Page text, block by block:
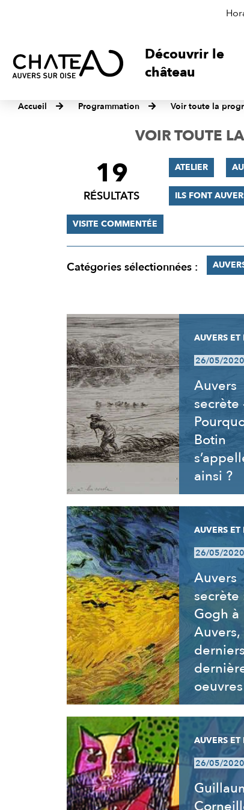
Découvrir le
château
Accueil Programmation Voir toute la
VOIR TOUTE
FILTRER
RÉSULTATS
19
RÉSULTATS
ATELIER
ILS FONT
VISITE COMMENTÉE
Catégories sélectionnées :
RÉSULTATS
AUVERS ET
26/05/2020
Auvers
secrète
Botin
ainsi ?
AUVERS ET
26/05/2020
Auvers
secrète
Gogh à
Auvers,
oeuvres
AUVERS ET
26/05/2020